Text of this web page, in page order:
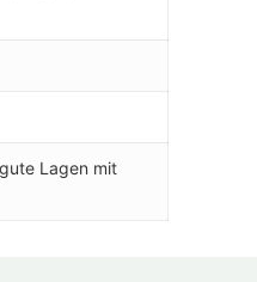
Lagen mit